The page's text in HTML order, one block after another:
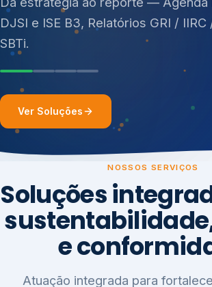
Ver Soluções
NOSSOS SERVIÇOS
Soluções
e
Atuação integrada para